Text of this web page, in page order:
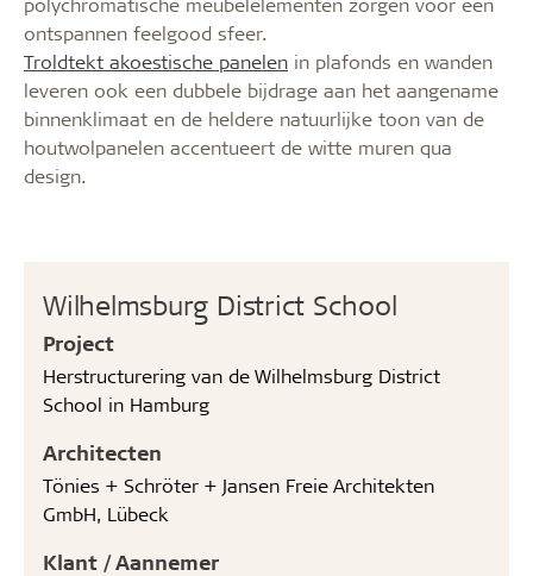
Wilhelmsburg District School
Project
Herstructurering van de Wilhelmsburg District
School in Hamburg
Architecten
Tönies + Schröter + Jansen Freie Architekten
GmbH, Lübeck
Klant / Aannemer
ontspannen feelgood sfeer.
Troldtekt akoestische panelen in plafonds en wanden
leveren ook een dubbele bijdrage aan het aangename
binnenklimaat en de heldere natuurlijke toon van de
houtwolpanelen accentueert de witte muren qua
design.